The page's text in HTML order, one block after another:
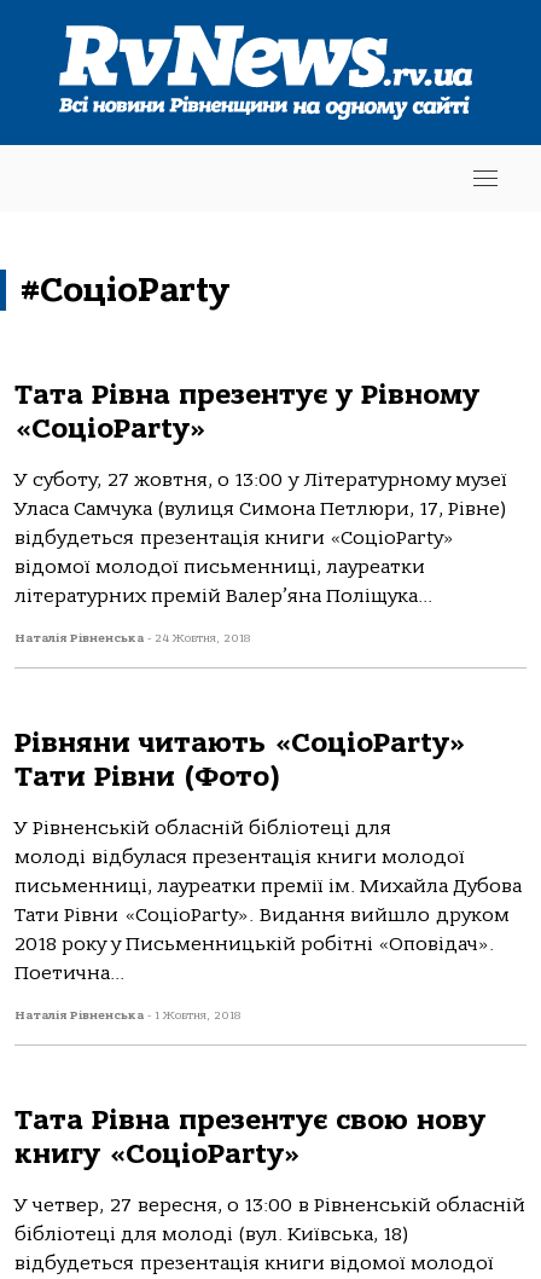
#СоціоParty
Тата Рівна презентує у Рівному
«СоціоParty»
У суботу, 27 жовтня, о 13:00 у Літературному музеї
Уласа Самчука (вулиця Симона Петлюри, 17, Рівне)
відбудеться презентація книги «СоціоParty»
відомої молодої письменниці, лауреатки
літературних премій Валер’яна Поліщука...
Наталія Рівненська - 24 Жовтня, 2018
Рівняни читають «СоціоParty»
Тати Рівни (Фото)
У Рівненській обласній бібліотеці для
молоді відбулася презентація книги молодої
письменниці, лауреатки премії ім. Михайла Дубова
Тати Рівни «СоціоParty». Видання вийшло друком
2018 року у Письменницькій робітні «Оповідач».
Поетична...
Наталія Рівненська - 1 Жовтня, 2018
Тата Рівна презентує свою нову
книгу «СоціоParty»
У четвер, 27 вересня, о 13:00 в Рівненській обласній
бібліотеці для молоді (вул. Київська, 18)
відбудеться презентація книги відомої молодої